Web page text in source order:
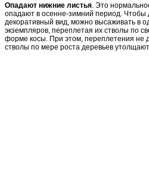
Опадают нижние листья. Это
опадают в осенне-зимний период. Чтобы
декоративный вид, можно высаживать в
экземпляров, переплетая их стволы по
форме косы. При этом, переплетения не
стволы по мере роста деревьев